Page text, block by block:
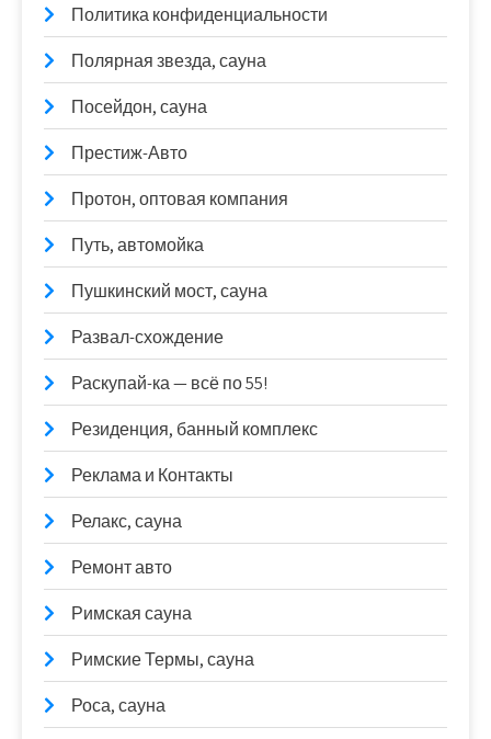
Политика конфиденциальности
Полярная звезда, сауна
Посейдон, сауна
Престиж-Авто
Протон, оптовая компания
Путь, автомойка
Пушкинский мост, сауна
Развал-схождение
Раскупай-ка — всё по 55!
Резиденция, банный комплекс
Реклама и Контакты
Релакс, сауна
Ремонт авто
Римская сауна
Римские Термы, сауна
Роса, сауна